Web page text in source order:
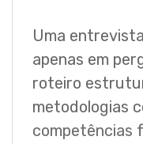
Uma
apenas em
roteiro
metodologias
competências